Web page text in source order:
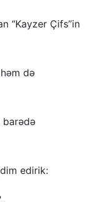
“Kayzer Çifs”in
də
barədə
edirik: